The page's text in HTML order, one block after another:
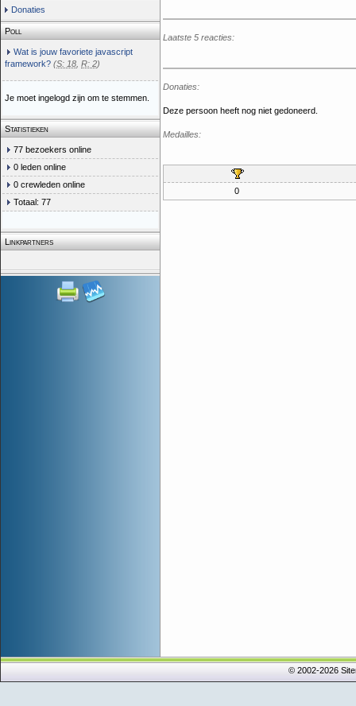
Donaties
Poll
Wat is jouw favoriete javascript
framework? (S: 18 R: 2)
Je moet ingelogd zijn om te stemmen.
Statistieken
77 bezoekers online
0 leden online
0 crewleden online
Totaal: 77
Linkpartners
Laatste 5 reacties:
Donaties:
Deze persoon heeft nog niet gedoneerd.
Medailles:
0
© 2002-2026